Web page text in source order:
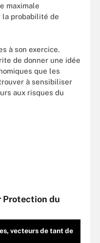
maximale
probabilité de
à son exercice.
de donner une idée
que les
à sensibiliser
aux risques du
Protection du
vecteurs de tant de